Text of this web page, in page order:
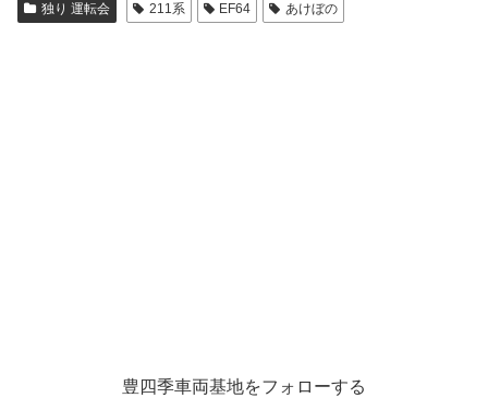
独り 運転会 211系 EF64 あけぼの
豊四季車両基地をフォローする